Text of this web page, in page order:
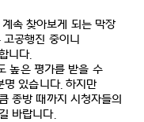
속 찾아보게 되는 막장
고공행진 중이니
니다.
높은 평가를 받을 수
명 있습니다.하지만
종방 때까지 시청자들의
바랍니다.